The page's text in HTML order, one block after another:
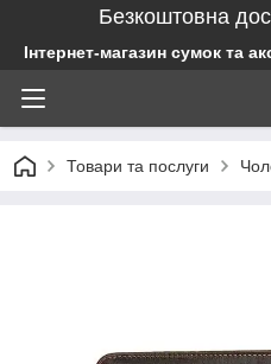
Безкоштовна
Інтернет-магазин сумок та
Товари та послуги